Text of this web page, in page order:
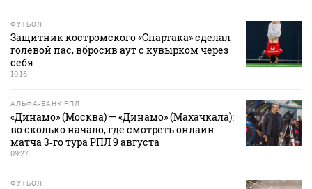
ФУТБОЛ
Защитник костромского «Спартака» сделал
голевой пас, вбросив аут с кувырком через
себя
10:16
АЛЬФА-БАНК РПЛ
«Динамо» (Москва) — «Динамо» (Махачкала):
во сколько начало, где смотреть онлайн
матча 3‑го тура РПЛ 9 августа
09:27
ФУТБОЛ